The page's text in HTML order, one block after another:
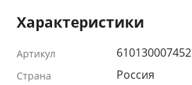
Характеристики
Артикул 610130007452
Страна Россия